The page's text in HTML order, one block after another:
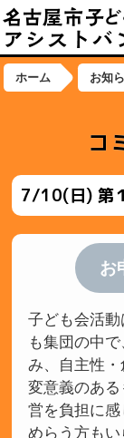
ホーム お知
コ
7/10(日) 第
お
子ども会活
も集団の中
み、自主性
変意義のあ
営を負担に
めらう方も